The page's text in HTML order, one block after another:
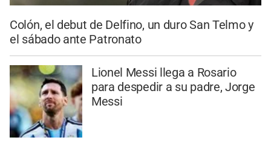
Colón, el debut de Delfino, un duro San Telmo y
el sábado ante Patronato
Lionel Messi llega a Rosario
para despedir a su padre, Jorge
Messi